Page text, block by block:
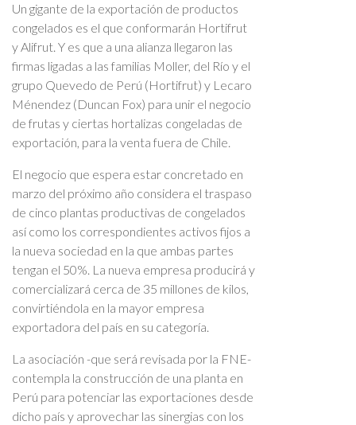
Un gigante de la exportación de productos
congelados es el que conformarán Hortifrut
y Alifrut. Y es que a una alianza llegaron las
firmas ligadas a las familias Moller, del Río y el
grupo Quevedo de Perú (Hortifrut) y Lecaro
Ménendez (Duncan Fox) para unir el negocio
de frutas y ciertas hortalizas congeladas de
exportación, para la venta fuera de Chile.
El negocio que espera estar concretado en
marzo del próximo año considera el traspaso
de cinco plantas productivas de congelados
así como los correspondientes activos fijos a
la nueva sociedad en la que ambas partes
tengan el 50%. La nueva empresa producirá y
comercializará cerca de 35 millones de kilos,
convirtiéndola en la mayor empresa
exportadora del país en su categoría.
La asociación -que será revisada por la FNE-
contempla la construcción de una planta en
Perú para potenciar las exportaciones desde
dicho país y aprovechar las sinergias con los